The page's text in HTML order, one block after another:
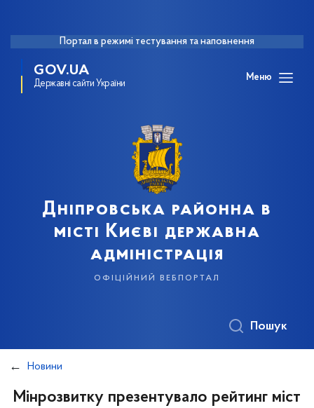
Портал в режимі тестування та наповнення
GOV.UA
Державні сайти України
Меню
Дніпровська районна в
місті Києві державна
адміністрація
офіційний вебпортал
Пошук
Новини
Мінрозвитку презентувало рейтинг міст